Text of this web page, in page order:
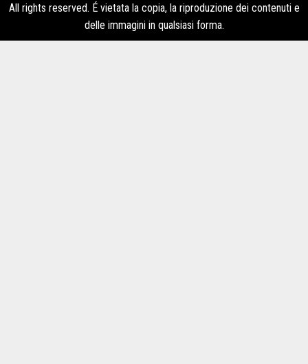
All rights reserved. É vietata la copia, la riproduzione dei contenuti e
delle immagini in qualsiasi forma.